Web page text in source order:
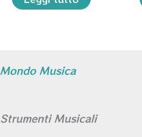
Mondo Musica
Strumenti Musicali